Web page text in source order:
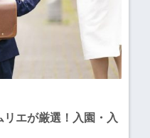
リエが厳選！入園・入